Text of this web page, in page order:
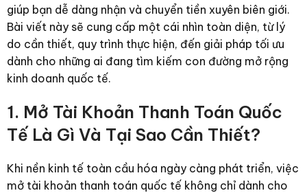
giúp bạn dễ dàng nhận và chuyển tiền xuyên biên giới.
Bài viết này sẽ cung cấp một cái nhìn toàn diện, từ lý
do cần thiết, quy trình thực hiện, đến giải pháp tối ưu
dành cho những ai đang tìm kiếm con đường mở rộng
kinh doanh quốc tế.
1. Mở Tài Khoản Thanh Toán Quốc
Tế Là Gì Và Tại Sao Cần Thiết?
Khi nền kinh tế toàn cầu hóa ngày càng phát triển, việc
mở tài khoản thanh toán quốc tế không chỉ dành cho